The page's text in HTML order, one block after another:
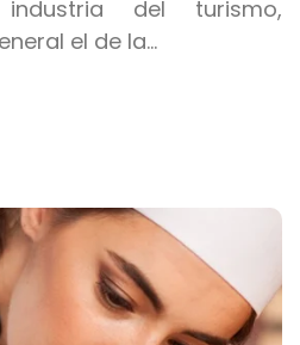
del turismo,
el de la…